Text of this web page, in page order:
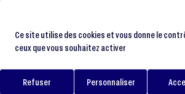
Galerie Trouver un club Boutique
Ce site utilise des cookies et vous donne le
ceux que vous souhaitez activer
Refuser Personnaliser